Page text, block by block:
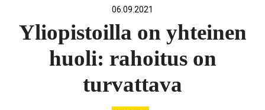
06.09.2021
Yliopistoilla on yhteinen
huoli: rahoitus on
turvattava